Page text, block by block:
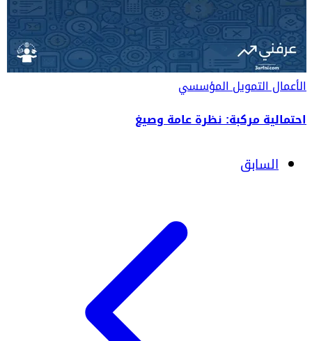
الأعمالالتمويل المؤسسي
احتمالية مركبة: نظرة عامة وصيغ
السابق